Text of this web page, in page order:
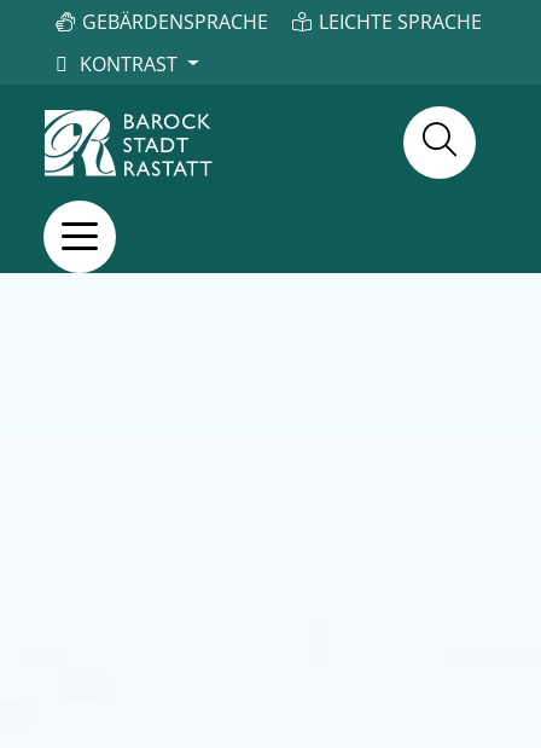
GEBÄRDENSPRACHE
LEICHTE SPRACHE
KONTRAST